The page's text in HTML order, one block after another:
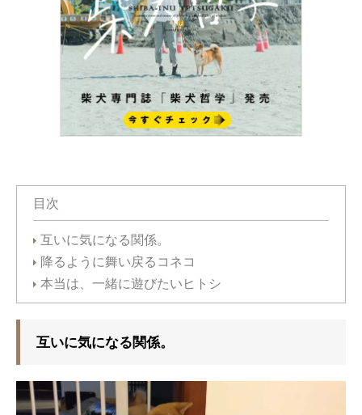
目次
互いに気になる関係。
降るように舞い戻るコネコ
本当は、一緒に遊びたいヒトシ
互いに気になる関係。